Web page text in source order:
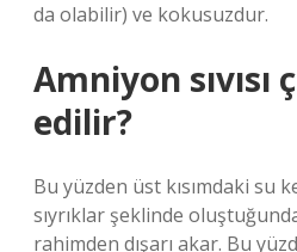
da olabilir) ve kokusuzdur.
Amniyon sıvısı
edilir?
Bu yüzden üst kısımdaki su
sıyrıklar şeklinde
rahimden dışarı akar. Bu